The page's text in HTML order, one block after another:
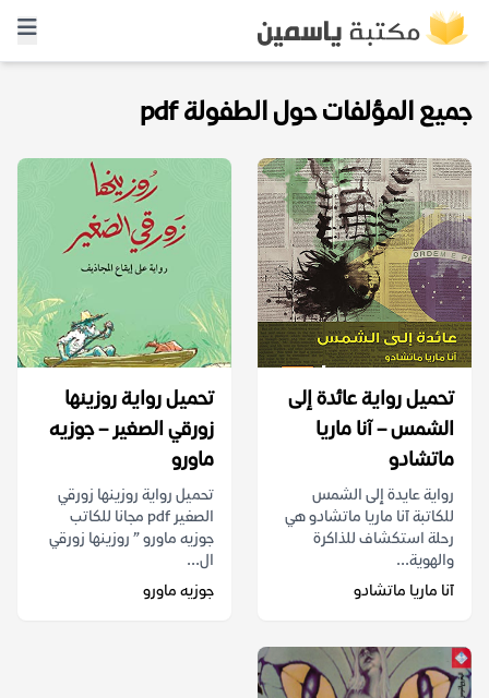
جميع المؤلفات حول الطفولة pdf
تحميل رواية عائدة إلى
الشمس – آنا ماريا
ماتشادو
رواية عايدة إلى الشمس
للكاتبة آنا ماريا ماتشادو هي
رحلة استكشاف للذاكرة
والهوية...
آنا ماريا ماتشادو
تحميل رواية روزينها
زورقي الصغير – جوزيه
ماورو
تحميل رواية روزينها زورقي
الصغير pdf مجانا للكاتب
جوزيه ماورو ” روزينها زورقي
ال...
جوزيه ماورو